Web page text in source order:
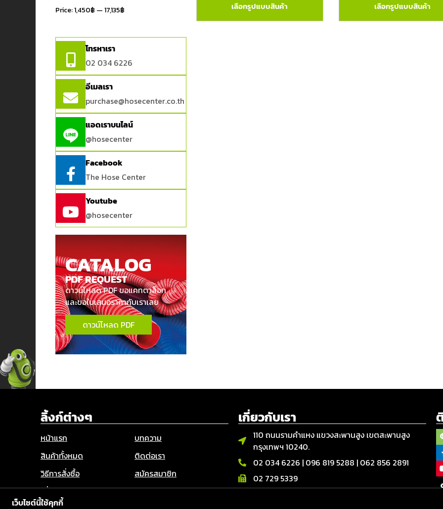
Price:1,450฿ —17,135฿
โทรหาเรา
02 034 6226
อีเมลเรา
purchase@hosecenter.co.th
แอดเราบนไลน์
@hosecenter
Facebook
The Hose Center
Youtube
@hosecenter
CATALOG
PDF REQUEST
ดาวน์โหลด PDF ขอแคทตาล็อก
และขอใบเสนอราคากับเราเลย
ดาวน์โหลด PDF
เลือกรูปแบบสินค้า เลือกรูปแบบสินค้า
ลิ้งก์ต่างๆ
หน้าแรก
บทความ
สินค้าทั้งหมด
ติดต่อเรา
วิธีการสั่งซื้อ
สมัครสมาชิก
เกี่ยวกับเรา
Privacy Policy
เกี่ยวกับเรา
110 ถนนรามคำแหง แขวงสะพานสูง เขตสะพานสูง
กรุงเทพฯ 10240.
02 034 6226 | 096 819 5288 | 062 856 2891
02 729 5339
เว็บไซต์นี้ใช้คุกกี้